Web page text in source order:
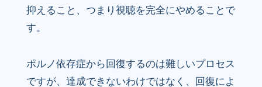
抑えること、つまり視聴を完全にやめることで
す。
ポルノ依存症から回復するのは難しいプロセス
ですが、達成できないわけではなく、回復によ